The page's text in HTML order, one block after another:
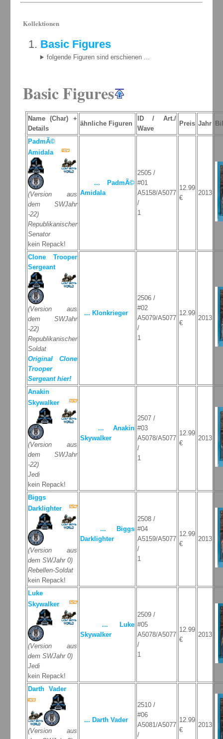
Kollektionen
Basic Figures
folgende Figuren sind erschienen ...
Basic Figures
Name (Char) +
Details
ähnliche Figuren
ID / Art./
Wave
Preis Jahr
PadmÃ©
Amidala
(Version aus
dem SWJahr
-22)
Republikanischer
Senator
kein Repack!
... PadmÃ©
Amidala
2505 /
#01
A5158/A5077
/
1
12.99
€
2013
Clone Trooper
Sergeant
(Version aus
dem SWJahr
-22)
Republikanischer
Soldat
Original Clone
Trooper
Sergeant hier!
... Klonkrieger
2506 /
#02
A5079/A5077
/
1
12.99
€
2013
Anakin
Skywalker
(Version aus
dem SWJahr
-22)
Jedi
kein Repack!
... Anakin
Skywalker
2507 /
#03
A5078/A5077
/
1
12.99
€
2013
Biggs
Darklighter
(Version aus
dem SWJahr 0)
Rebellen-Soldat
kein Repack!
... Biggs
Darklighter
2508 /
#04
A5159/A5077
/
1
12.99
€
2013
Luke
Skywalker
(Version aus
dem SWJahr 0)
Jedi
kein Repack!
... Luke
Skywalker
2509 /
#05
A5078/A5077
/
1
12.99
€
2013
Darth Vader
(Version aus
... Darth Vader
2510 /
#06
A5081/A5077
/
12.99
€
2013